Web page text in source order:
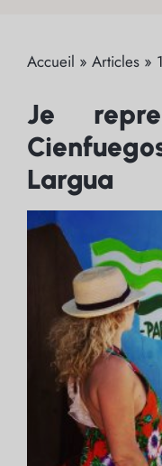
Accueil » Articles »
Je
Largua